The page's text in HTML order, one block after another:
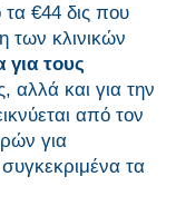
€44 δις που
των κλινικών
τους
αλλά και για την
από τον
για
τα